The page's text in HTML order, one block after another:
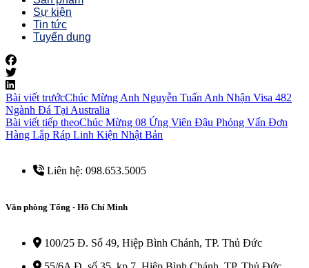
Sự kiện
Tin tức
Tuyển dụng
Bài viết trướcChúc Mừng Anh Nguyễn Tuấn Anh Nhận Visa 482
Ngành Đá Tại Australia
Bài viết tiếp theoChúc Mừng 08 Ứng Viên Đậu Phỏng Vấn Đơn
Hàng Lắp Ráp Linh Kiện Nhật Bản
Liên hệ: 098.653.5005
Văn phòng Tổng - Hồ Chí Minh
100/25 Đ. Số 49, Hiệp Bình Chánh, TP. Thủ Đức